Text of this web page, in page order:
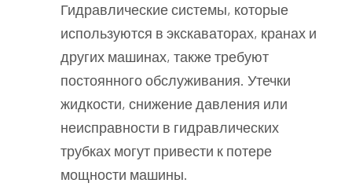
Гидравлические системы, которые
используются в экскаваторах, кранах и
других машинах, также требуют
постоянного обслуживания. Утечки
жидкости, снижение давления или
неисправности в гидравлических
трубках могут привести к потере
мощности машины.